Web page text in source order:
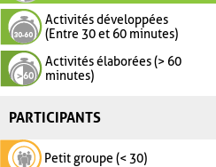
Activités développées
(Entre 30 et 60 minutes)
Activités élaborées (> 60
minutes)
PARTICIPANTS
Petit groupe (< 30)